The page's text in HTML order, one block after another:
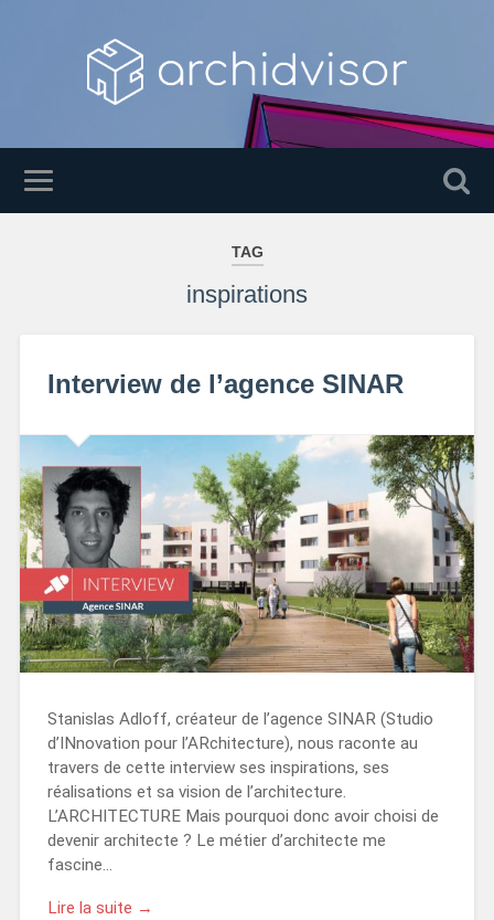
TAG
inspirations
Interview de l’agence SINAR
Stanislas Adloff, créateur de l’agence SINAR (Studio
d’INnovation pour l’ARchitecture), nous raconte au
travers de cette interview ses inspirations, ses
réalisations et sa vision de l’architecture.
L’ARCHITECTURE Mais pourquoi donc avoir choisi de
devenir architecte ? Le métier d’architecte me
fascine…
Lire la suite →